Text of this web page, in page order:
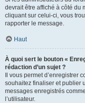
devrait être affiché à côté du
cliquant sur celui-ci, vous
rapporter le message.
Haut
À quoi sert le bouton «
rédaction d’un sujet ?
Il vous permet d’enregistrer
souhaitez finaliser et publier
messages enregistrés
l’utilisateur.